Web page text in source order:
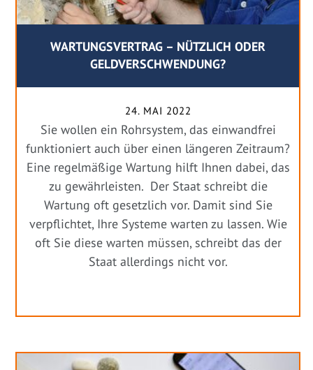
WARTUNGSVERTRAG – NÜTZLICH ODER
GELDVERSCHWENDUNG?
24. MAI 2022
Sie wollen ein Rohrsystem, das einwandfrei
funktioniert auch über einen längeren Zeitraum?
Eine regelmäßige Wartung hilft Ihnen dabei, das
zu gewährleisten. Der Staat schreibt die
Wartung oft gesetzlich vor. Damit sind Sie
verpflichtet, Ihre Systeme warten zu lassen. Wie
oft Sie diese warten müssen, schreibt das der
Staat allerdings nicht vor.